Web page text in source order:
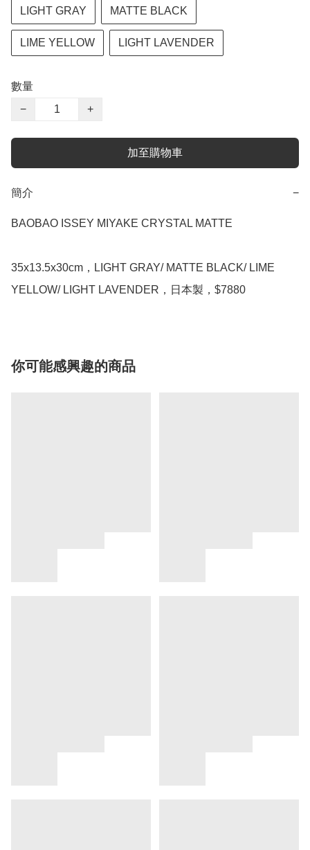
LIGHT GRAY MATTE BLACK
LIME YELLOW LIGHT LAVENDER
數量
−
+
加至購物車
簡介 −
BAOBAO ISSEY MIYAKE CRYSTAL MATTE
35x13.5x30cm，LIGHT GRAY/ MATTE BLACK/ LIME
YELLOW/ LIGHT LAVENDER，日本製，$7880
你可能感興趣的商品